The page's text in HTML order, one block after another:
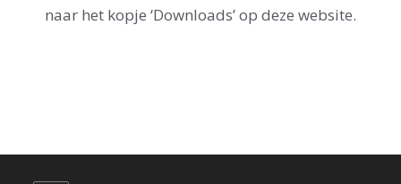
naar het kopje ‘Downloads’ op deze website.